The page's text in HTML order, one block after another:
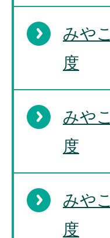
みや
度
みや
度
みや
度